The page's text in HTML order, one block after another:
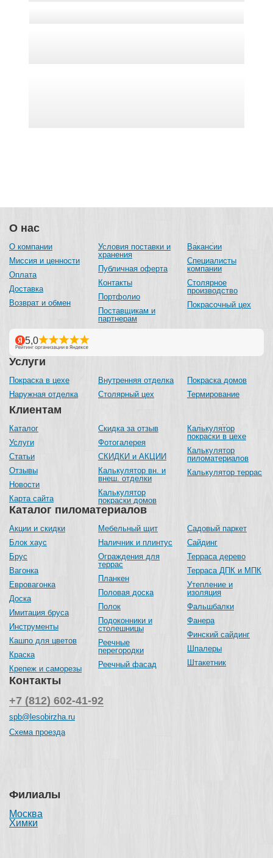
О нас
О компании
Миссия и ценности
Оплата
Доставка
Возврат и обмен
Условия поставки и
хранения
Публичная оферта
Контакты
Портфолио
Поставщикам и
партнерам
Вакансии
Специалисты
компании
Столярное
производство
Покрасочный цех
Каталог пиломатериалов
Акции и скидки
Блок хаус
Брус
Вагонка
Евровагонка
Доска
Имитация бруса
Инструменты
Кашпо для цветов
Краска
Крепеж и саморезы
Мебельный щит
Наличник и плинтус
Ограждения для
террас
Планкен
Половая доска
Полок
Подоконники и
столешницы
Реечные
перегородки
Реечный фасад
Садовый паркет
Сайдинг
Терраса дерево
Терраса ДПК и МПК
Утепление и
изоляция
Фальшбалки
Фанера
Финский сайдинг
Шпалеры
Штакетник
Услуги
Покраска в цехе
Наружная отделка
Внутренняя отделка
Столярный цех
Покраска домов
Термирование
Клиентам
Каталог
Услуги
Статьи
Отзывы
Новости
Карта сайта
Скидка за отзыв
Фотогалерея
СКИДКИ и АКЦИИ
Калькулятор вн. и
внеш. отделки
Калькулятор
покраски домов
Калькулятор
покраски в цехе
Калькулятор
пиломатериалов
Калькулятор террас
Контакты
+7 (812) 602-41-92
spb@lesobirzha.ru
Схема проезда
Филиалы
Москва
Химки